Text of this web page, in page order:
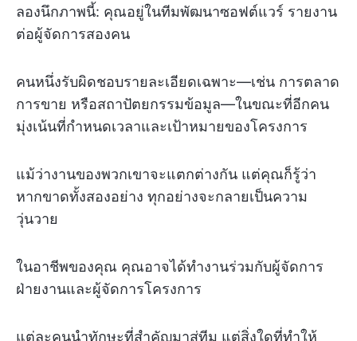
ลองนึกภาพนี้: คุณอยู่ในทีมพัฒนาซอฟต์แวร์ รายงาน
ต่อผู้จัดการสองคน
คนหนึ่งรับผิดชอบรายละเอียดเฉพาะ—เช่น การตลาด
การขาย หรือสถาปัตยกรรมข้อมูล—ในขณะที่อีกคน
มุ่งเน้นที่กำหนดเวลาและเป้าหมายของโครงการ
แม้ว่างานของพวกเขาจะแตกต่างกัน แต่คุณก็รู้ว่า
หากขาดทั้งสองอย่าง ทุกอย่างจะกลายเป็นความ
วุ่นวาย
ในอาชีพของคุณ คุณอาจได้ทำงานร่วมกับผู้จัดการ
ฝ่ายงานและผู้จัดการโครงการ
แต่ละคนนำทักษะที่สำคัญมาสู่ทีม แต่สิ่งใดที่ทำให้